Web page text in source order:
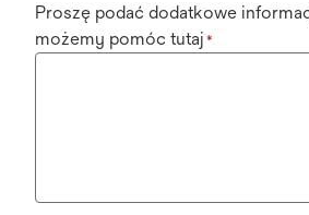
Proszę podać dodatkowe
możemy pomóc tutaj *